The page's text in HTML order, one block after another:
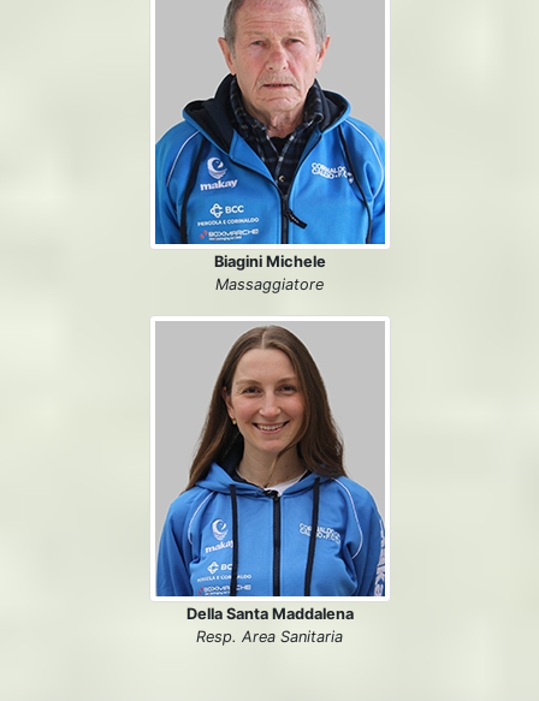
Biagini Michele
Massaggiatore
Della Santa Maddalena
Resp. Area Sanitaria